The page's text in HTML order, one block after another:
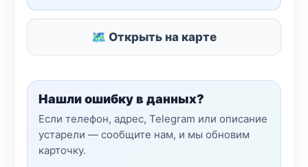
🗺 Открыть на карте
Нашли ошибку в данных?
Если телефон, адрес, Telegram или описание
устарели — сообщите нам, и мы обновим
карточку.